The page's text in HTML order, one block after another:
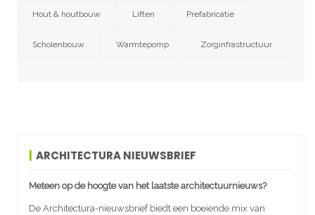
Hout & houtbouw Liften Prefabricatie
Scholenbouw Warmtepomp Zorginfrastructuur
ARCHITECTURA NIEUWSBRIEF
Meteen op de hoogte van het laatste architectuurnieuws?
De Architectura-nieuwsbrief biedt een boeiende mix van